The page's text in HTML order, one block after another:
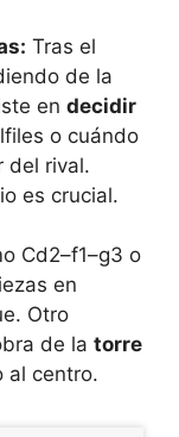
Tras el
de la
en decidir
o cuándo
del rival.
es crucial.
Cd2–f1–g3 o
en
Otro
de la torre
al centro.